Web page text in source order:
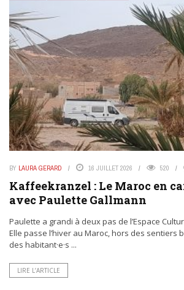
BY LAURA GERARD 16 JUILLET 2026 520
Kaffeekranzel : Le Maroc en
avec Paulette Gallmann
Paulette a grandi à deux pas de l’Espace
Elle passe l’hiver au Maroc, hors des sentiers
des habitant·e·s ...
LIRE L’ARTICLE